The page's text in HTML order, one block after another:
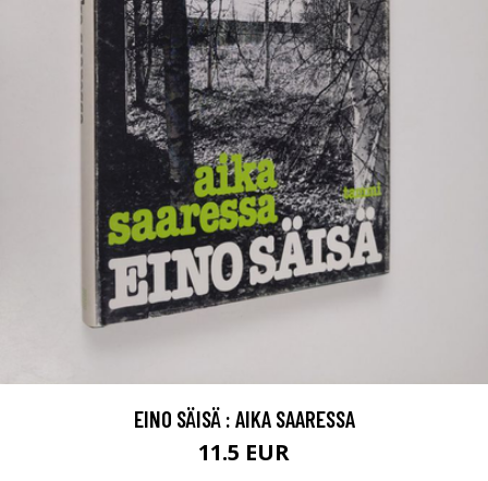
EINO SÄISÄ : AIKA SAARESSA
11.5 EUR